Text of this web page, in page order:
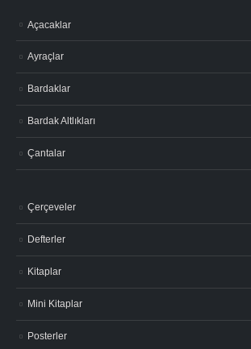
Açacaklar
Ayraçlar
Bardaklar
Bardak Altlıkları
Çantalar
Çerçeveler
Defterler
Kitaplar
Mini Kitaplar
Posterler